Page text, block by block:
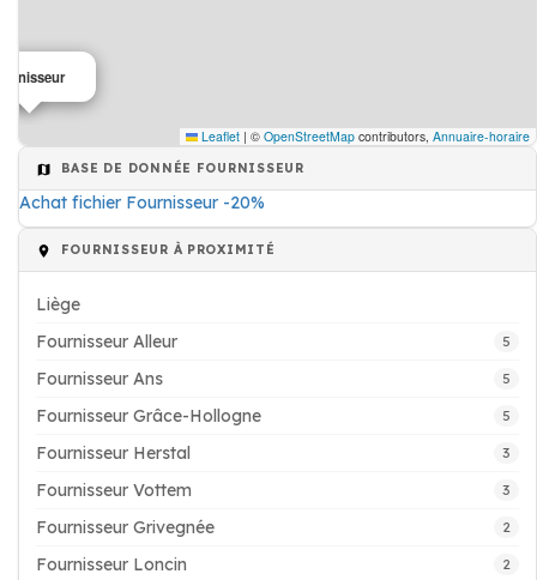
Leaflet | © OpenStreetMap contributors, Annuaire-horaire
BASE DE DONNÉE FOURNISSEUR
Achat fichier Fournisseur -20%
FOURNISSEUR À PROXIMITÉ
Liège
Fournisseur Alleur
5
Fournisseur Ans 5
Fournisseur Grâce-Hollogne 5
Fournisseur Herstal 3
Fournisseur Vottem 3
Fournisseur Grivegnée 2
Fournisseur Loncin 2